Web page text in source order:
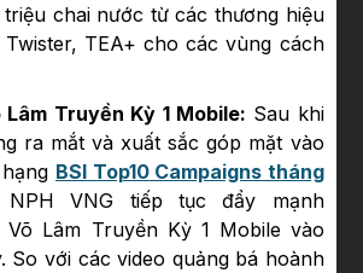
triệu chai nước từ các thương hiệu
Twister, TEA+ cho các vùng cách
Lâm Truyền Kỳ 1 Mobile: Sau khi
ra mắt và xuất sắc góp mặt vào
BSI Top10 Campaigns tháng
VNG tiếp tục đẩy mạnh
Võ Lâm Truyền Kỳ 1 Mobile vào
So với các video quảng bá hoành